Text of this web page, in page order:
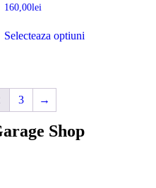
160,00lei
Selecteaza optiuni
3 →
Shop